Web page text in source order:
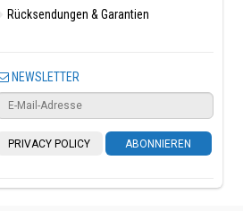
Rücksendungen & Garantien
NEWSLETTER
PRIVACY POLICY ABONNIEREN